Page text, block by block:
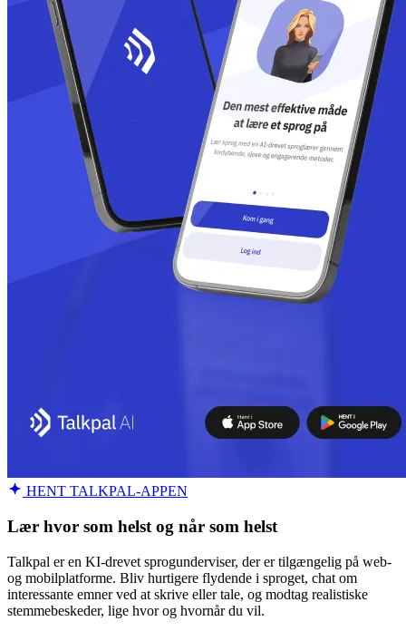
HENT TALKPAL-APPEN
Lær hvor som helst og når som helst
Talkpal er en KI-drevet sprogunderviser, der er tilgængelig på web-
og mobilplatforme. Bliv hurtigere flydende i sproget, chat om
interessante emner ved at skrive eller tale, og modtag realistiske
stemmebeskeder, lige hvor og hvornår du vil.